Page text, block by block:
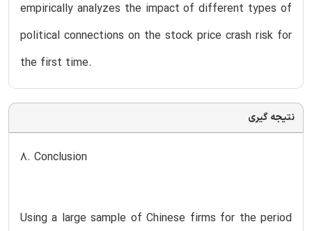
empirically analyzes the impact of different types of
political connections on the stock price crash risk for
the first time.
نتیجه گیری
8. Conclusion
Using a large sample of Chinese firms for the period